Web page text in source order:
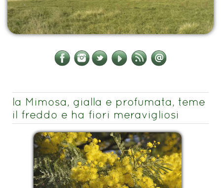
la Mimosa, gialla e profumata, teme
il freddo e ha fiori meravigliosi